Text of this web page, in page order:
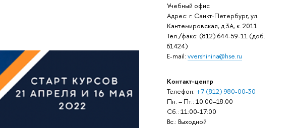
Учебный офис
Адрес: г. Санкт-Петербург, ул.
Кантемировская, д.3А, к. 2011
Тел./факс: (812) 644-59-11 (доб.
61424)
E-mail: vvershinina@hse.ru
Контакт-центр
Телефон: +7 (812) 980-00-30
Пн. – Пт.: 10:00–18:00
Сб.: 11:00-17:00
Вс.: Выходной